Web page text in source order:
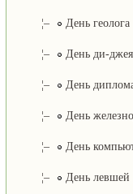
¦– День геолога
¦– День ди-джея
¦– День
¦– День
¦– День
¦– День левшей